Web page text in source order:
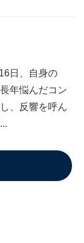
日、自身の
年悩んだコン
、反響を呼ん